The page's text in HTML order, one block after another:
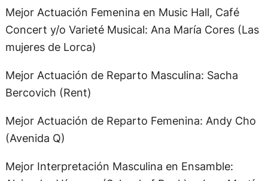
Mejor Actuación Femenina en Music Hall, Café
Concert y/o Varieté Musical: Ana María Cores (Las
mujeres de Lorca)
Mejor Actuación de Reparto Masculina: Sacha
Bercovich (Rent)
Mejor Actuación de Reparto Femenina: Andy Cho
(Avenida Q)
Mejor Interpretación Masculina en Ensamble: